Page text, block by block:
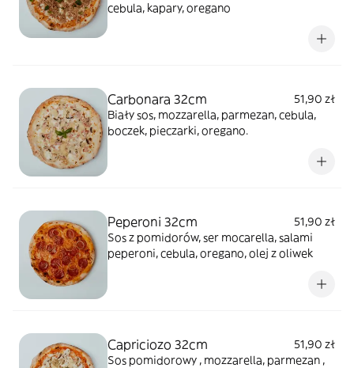
cebula, kapary, oregano
Carbonara 32cm
51,90 zł
Biały sos, mozzarella, parmezan, cebula,
boczek, pieczarki, oregano.
Peperoni 32cm
51,90 zł
Sos z pomidorów, ser mocarella, salami
peperoni, cebula, oregano, olej z oliwek
Capriciozo 32cm
51,90 zł
Sos pomidorowy , mozzarella, parmezan ,